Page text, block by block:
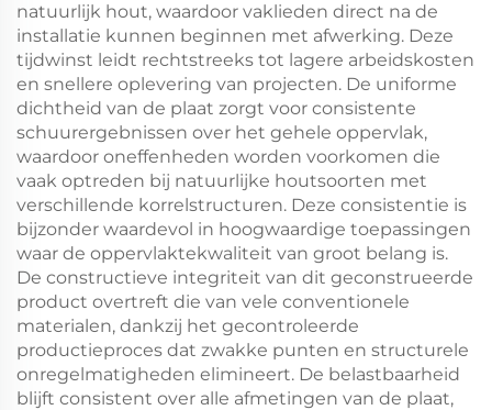
natuurlijk hout, waardoor vaklieden direct na de
installatie kunnen beginnen met afwerking. Deze
tijdwinst leidt rechtstreeks tot lagere arbeidskosten
en snellere oplevering van projecten. De uniforme
dichtheid van de plaat zorgt voor consistente
schuurergebnissen over het gehele oppervlak,
waardoor oneffenheden worden voorkomen die
vaak optreden bij natuurlijke houtsoorten met
verschillende korrelstructuren. Deze consistentie is
bijzonder waardevol in hoogwaardige toepassingen
waar de oppervlaktekwaliteit van groot belang is.
De constructieve integriteit van dit geconstrueerde
product overtreft die van vele conventionele
materialen, dankzij het gecontroleerde
productieproces dat zwakke punten en structurele
onregelmatigheden elimineert. De belastbaarheid
blijft consistent over alle afmetingen van de plaat,